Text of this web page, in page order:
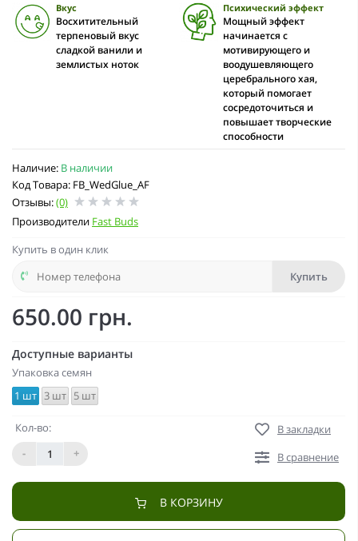
Наличие: В наличии
Код Товара: FB_WedGlue_AF
Отзывы:(0)
Производители Fast Buds
Вкус
Восхитительный
терпеновый вкус
сладкой ванили и
землистых ноток
Психический эффект
Мощный эффект
начинается с
мотивирующего и
воодушевляющего
церебрального хая,
который помогает
сосредоточиться и
повышает творческие
способности
Купить в один клик
Купить
650.00 грн.
Доступные варианты
Упаковка семян
1 шт 3 шт 5 шт
Кол-во:
-
+
В закладки
В сравнение
В КОРЗИНУ